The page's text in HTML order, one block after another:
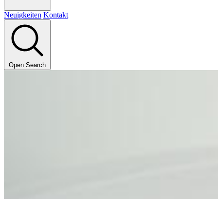
Neuigkeiten Kontakt
Open Search